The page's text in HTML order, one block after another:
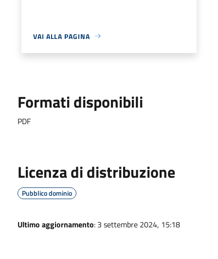
VAI ALLA PAGINA
Formati disponibili
PDF
Licenza di distribuzione
Pubblico dominio
Ultimo aggiornamento: 3 settembre 2024, 15:18